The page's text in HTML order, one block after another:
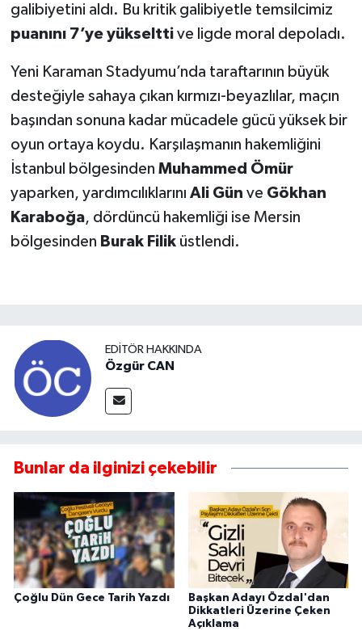
galibiyetini aldı. Bu kritik galibiyetle temsilcimiz
puanını 7’ye yükselttive ligde moral depoladı.
Yeni Karaman Stadyumu’nda taraftarının büyük
desteğiyle sahaya çıkan kırmızı-beyazlılar, maçın
başından sonuna kadar mücadele gücü yüksek bir
oyun ortaya koydu. Karşılaşmanın hakemliğini
İstanbul bölgesinden Muhammed Ömür
yaparken, yardımcılıklarını Ali Gün ve Gökhan
Karaboğa, dördüncü hakemliği ise Mersin
bölgesinden Burak Filiküstlendi.
EDITÖR HAKKINDA
Özgür CAN
Bunlar da ilginizi çekebilir
Çoğlu Dün Gece Tarih Yazdı
Başkan Adayı Özdal'dan
Dikkatleri Üzerine Çeken
Açıklama